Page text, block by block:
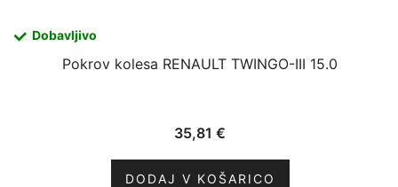
Dobavljivo
Pokrov kolesa RENAULT TWINGO-III 15.0
35,81 €
DODAJ V KOŠARICO